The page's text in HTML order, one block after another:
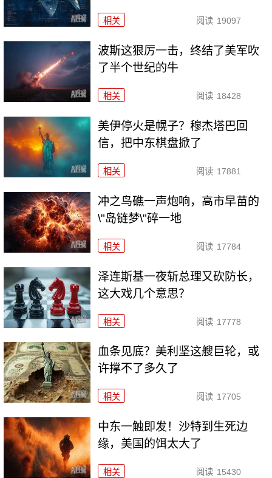
相关 阅读 19097
波斯这狠厉一击，终结了美军吹
了半个世纪的牛
相关 阅读 18428
美伊停火是幌子？穆杰塔巴回
信，把中东棋盘掀了
相关 阅读 17881
冲之鸟礁一声炮响，高市早苗的
\"岛链梦\"碎一地
相关 阅读 17784
泽连斯基一夜斩总理又砍防长，
这大戏几个意思？
相关 阅读 17778
血条见底？美利坚这艘巨轮，或
许撑不了多久了
相关 阅读 17705
中东一触即发！沙特到生死边
缘，美国的饵太大了
相关 阅读 15430